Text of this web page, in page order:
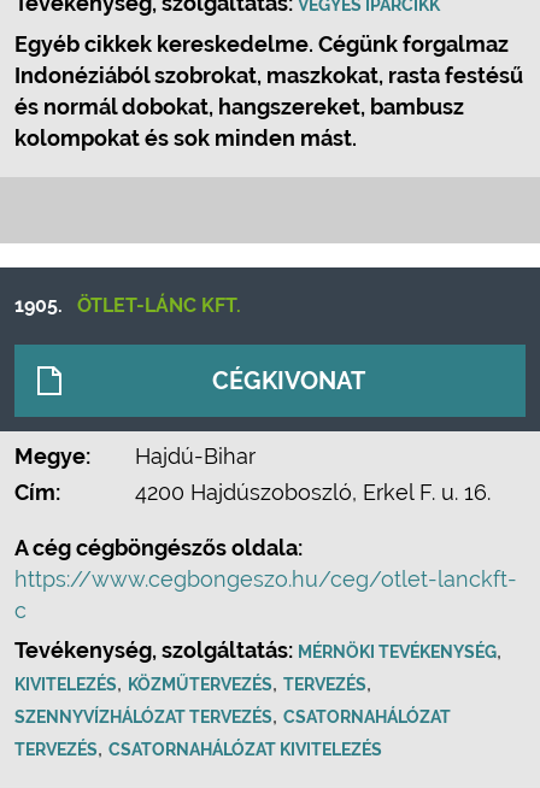
VEGYES IPARCIKK
Egyéb cikkek kereskedelme. Cégünk forgalmaz
Indonéziából szobrokat, maszkokat, rasta festésű
és normál dobokat, hangszereket, bambusz
kolompokat és sok minden mást.
1905. ÖTLET-LÁNC KFT.
CÉGKIVONAT
Megye:
Hajdú-Bihar
Cím:
4200 Hajdúszoboszló, Erkel F. u. 16.
A cég cégböngészős oldala:
https://www.cegbongeszo.hu/ceg/otlet-lanckft-
c
Tevékenység, szolgáltatás: MÉRNÖKI TEVÉKENYSÉG,
KIVITELEZÉS, KÖZMŰTERVEZÉS, TERVEZÉS,
SZENNYVÍZHÁLÓZAT TERVEZÉS, CSATORNAHÁLÓZAT
TERVEZÉS, CSATORNAHÁLÓZAT KIVITELEZÉS